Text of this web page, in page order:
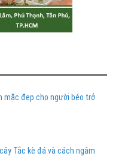
mặc đẹp cho người béo trở
Tắc kè đá và cách ngâm